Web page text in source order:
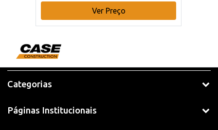
Ver Preço
Categorias
Páginas Institucionais